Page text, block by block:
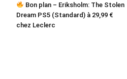
Bon plan – Eriksholm: The Stolen
Dream PS5 (Standard) à 29,99 €
chez Leclerc